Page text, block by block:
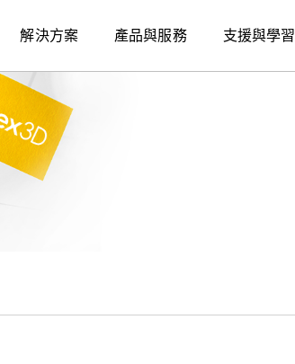
解決方案 產品與服務 支援與學習